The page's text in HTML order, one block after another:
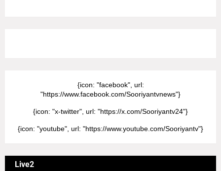
{icon: "facebook", url:
"https://www.facebook.com/Sooriyantvnews"}
{icon: "x-twitter", url: "https://x.com/Sooriyantv24"}
{icon: "youtube", url: "https://www.youtube.com/Sooriyantv"}
Live2